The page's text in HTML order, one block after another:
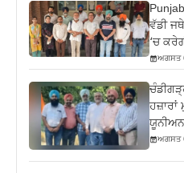
ਵੱਡੀ
‘ਚ
ਅਗਸਤ
ਅਗਸਤ